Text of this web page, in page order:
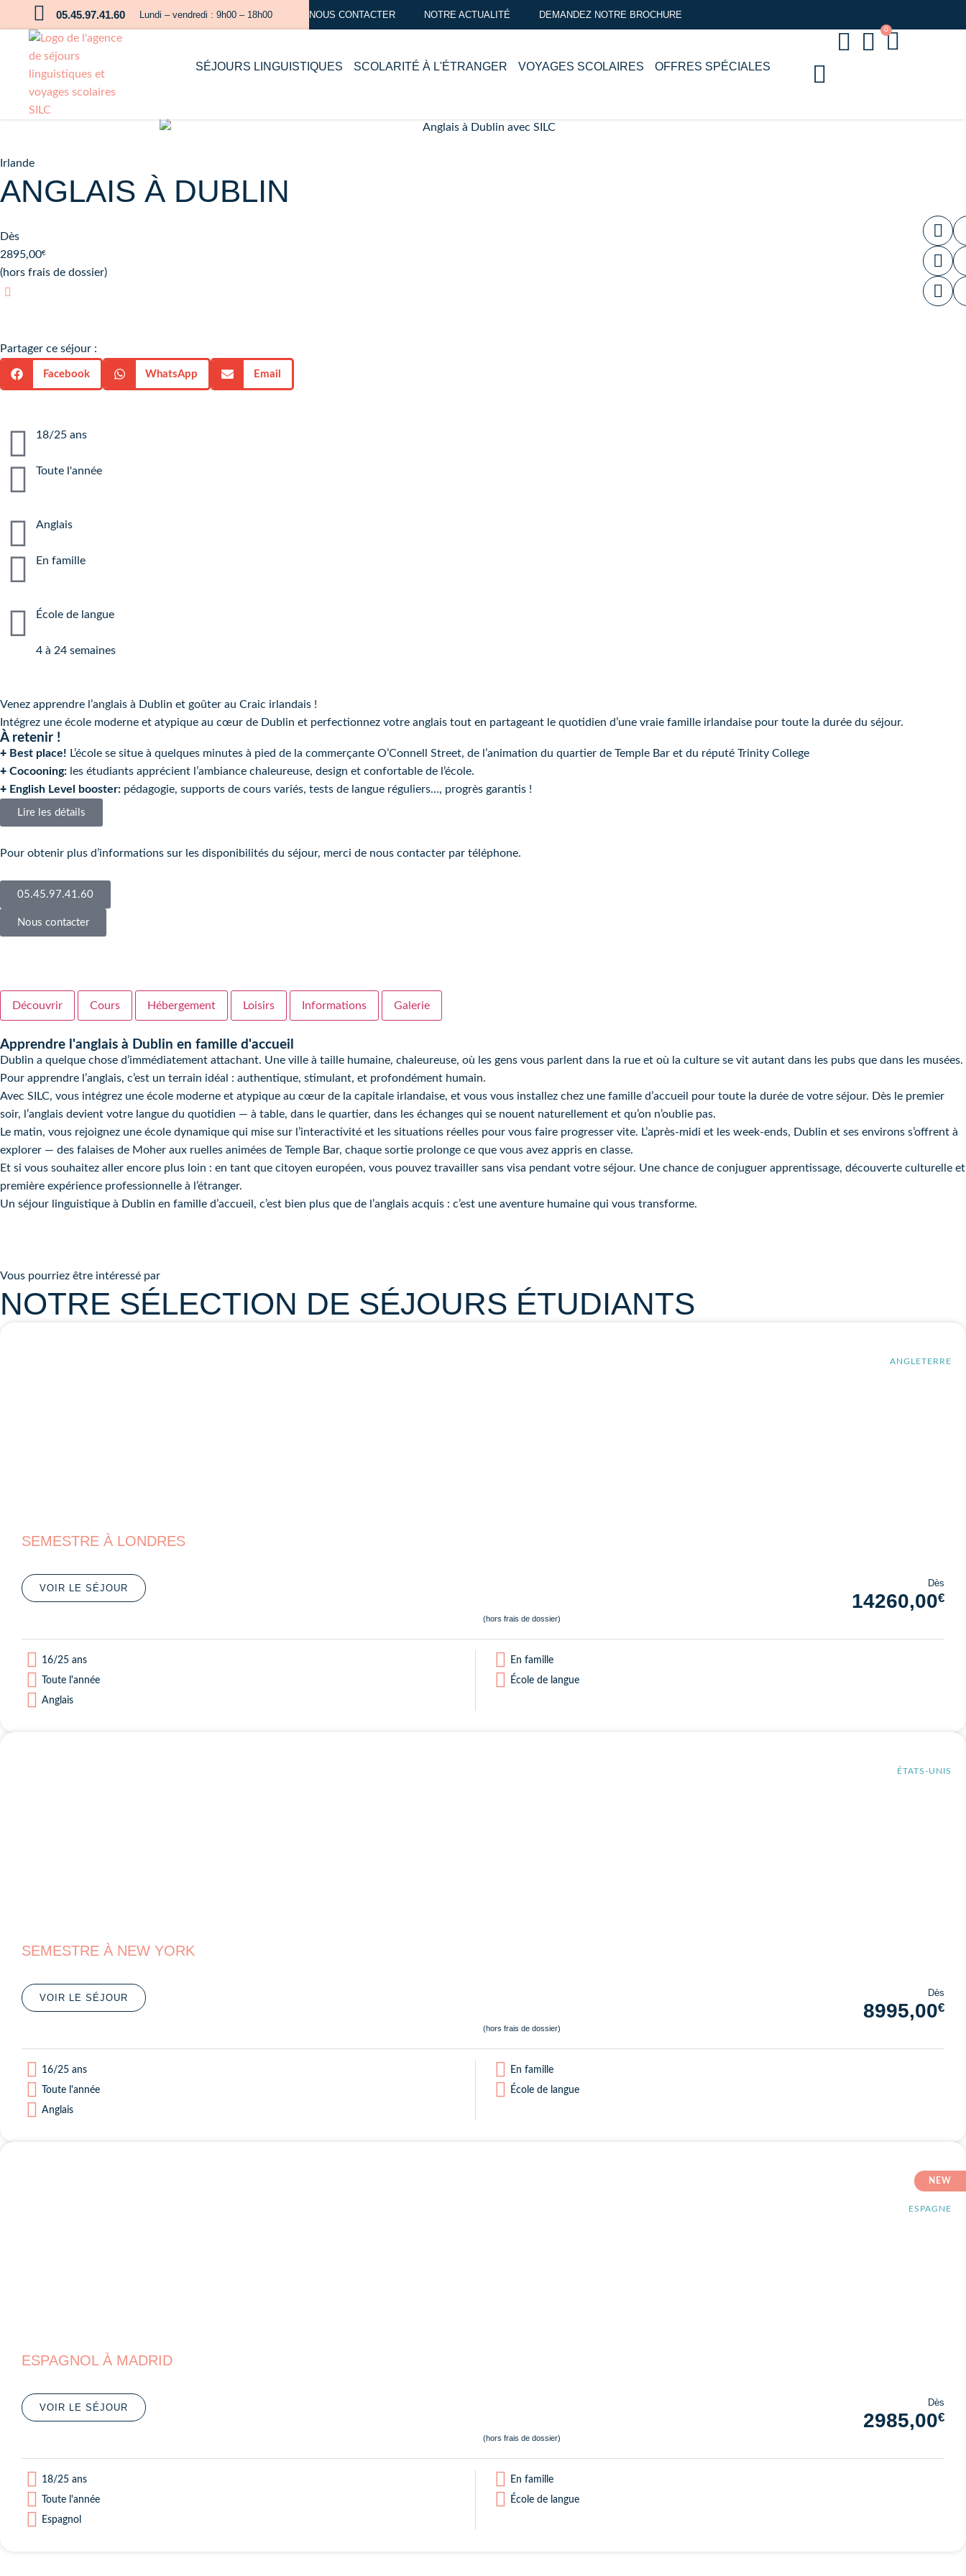
05.45.97.41.60 Lundi – vendredi : 9h00 – 18h00 NOUS CONTACTER NOTRE ACTUALITÉ DEMANDEZ NOTRE BROCHURE
SÉJOURS LINGUISTIQUES SCOLARITÉ À L'ÉTRANGER VOYAGES SCOLAIRES OFFRES SPÉCIALES
0
Apprendre l'anglais à Dublin : cours de langue et famille d'accueil
Irlande
ANGLAIS À DUBLIN
Dès
2895,00€
(hors frais de dossier)
Partager ce séjour :
Facebook WhatsApp Email
18/25 ans
Toute l'année
Anglais
En famille
École de langue
4 à 24 semaines
Venez apprendre l’anglais à Dublin et goûter au Craic irlandais !
Intégrez une école moderne et atypique au cœur de Dublin et perfectionnez votre anglais tout en partageant le quotidien d’une vraie famille irlandaise pour toute la durée du séjour.
À retenir !
+ Best place! L’école se situe à quelques minutes à pied de la commerçante O’Connell Street, de l’animation du quartier de Temple Bar et du réputé Trinity College
+ Cocooning: les étudiants apprécient l’ambiance chaleureuse, design et confortable de l’école.
+ English Level booster: pédagogie, supports de cours variés, tests de langue réguliers…, progrès garantis !
Lire les détails
Pour obtenir plus d’informations sur les disponibilités du séjour, merci de nous contacter par téléphone.
05.45.97.41.60
Nous contacter
Découvrir Cours Hébergement Loisirs Informations Galerie
Apprendre l'anglais à Dublin en famille d'accueil
Dublin a quelque chose d’immédiatement attachant. Une ville à taille humaine, chaleureuse, où les gens vous parlent dans la rue et où la culture se vit autant dans les pubs que dans les musées.
Pour apprendre l’anglais, c’est un terrain idéal : authentique, stimulant, et profondément humain.
Avec SILC, vous intégrez une école moderne et atypique au cœur de la capitale irlandaise, et vous vous installez chez une famille d’accueil pour toute la durée de votre séjour. Dès le premier
soir, l’anglais devient votre langue du quotidien — à table, dans le quartier, dans les échanges qui se nouent naturellement et qu’on n’oublie pas.
Le matin, vous rejoignez une école dynamique qui mise sur l’interactivité et les situations réelles pour vous faire progresser vite. L’après-midi et les week-ends, Dublin et ses environs s’offrent à
explorer — des falaises de Moher aux ruelles animées de Temple Bar, chaque sortie prolonge ce que vous avez appris en classe.
Et si vous souhaitez aller encore plus loin : en tant que citoyen européen, vous pouvez travailler sans visa pendant votre séjour. Une chance de conjuguer apprentissage, découverte culturelle et
première expérience professionnelle à l’étranger.
Un séjour linguistique à Dublin en famille d’accueil, c’est bien plus que de l’anglais acquis : c’est une aventure humaine qui vous transforme.
Vous pourriez être intéressé par
NOTRE SÉLECTION DE SÉJOURS ÉTUDIANTS
ANGLETERRE
SEMESTRE À LONDRES
VOIR LE SÉJOUR Dès
14260,00€
(hors frais de dossier)
16/25 ans
Toute l'année
Anglais
En famille
École de langue
ÉTATS-UNIS
SEMESTRE À NEW YORK
VOIR LE SÉJOUR Dès
8995,00€
(hors frais de dossier)
16/25 ans
Toute l'année
Anglais
En famille
École de langue
NEW
ESPAGNE
ESPAGNOL À MADRID
VOIR LE SÉJOUR Dès
2985,00€
(hors frais de dossier)
18/25 ans
Toute l'année
Espagnol
En famille
École de langue